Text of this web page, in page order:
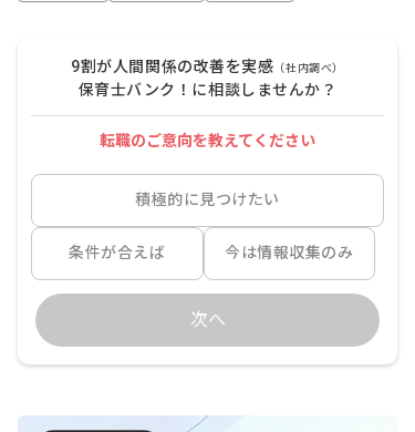
9割が人間関係の改善を実感 （社内調べ）
保育士バンク！に相談しませんか？
転職のご意向を教えてください
積極的に見つけたい
条件が合えば 今は情報収集のみ
次へ